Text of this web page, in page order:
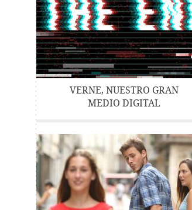
VERNE, NUESTRO GRAN
MEDIO DIGITAL